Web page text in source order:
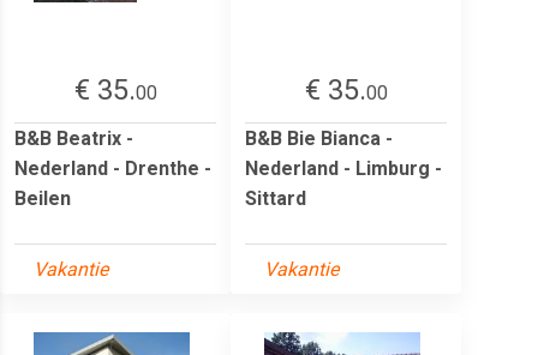
€ 35.00
B&B Beatrix -
Nederland - Drenthe -
Beilen
Vakantie
€ 35.00
B&B Bie Bianca -
Nederland - Limburg -
Sittard
Vakantie